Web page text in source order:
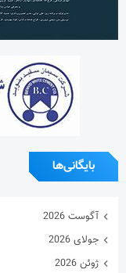
بایگانی‌ها
آگوست 2026
جولای 2026
ژوئن 2026